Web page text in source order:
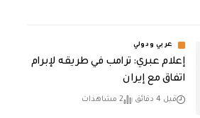
عربي ودولي
إعلام عبري: ترامب في طريقه لإبرام
اتفاق مع إيران
قبل 4 دقائق 2 مشاهدات